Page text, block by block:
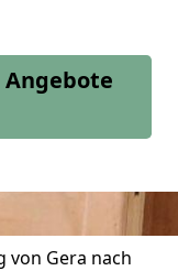
von Gera nach